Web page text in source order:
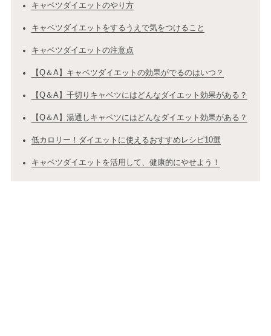
キャベツダイエットのやり方
キャベツダイエットをするうえで気をつけること
キャベツダイエットの注意点
【Q＆A】キャベツダイエットの効果がでるのはいつ？
【Q＆A】千切りキャベツにはどんなダイエット効果がある？
【Q＆A】湯通しキャベツにはどんなダイエット効果がある？
低カロリー！ダイエットに使えるおすすめレシピ10選
キャベツダイエットを活用して、健康的にやせよう！